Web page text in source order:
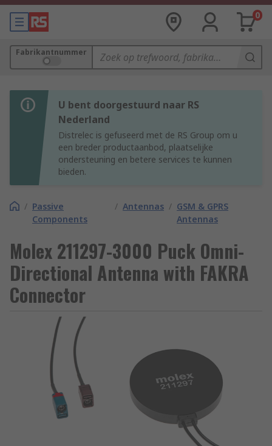
0
Fabrikantnummer
U bent doorgestuurd naar RS
Nederland
Distrelec is gefuseerd met de RS Group om u
een breder productaanbod, plaatselijke
ondersteuning en betere services te kunnen
bieden.
/ Passive
Components
/ Antennas / GSM & GPRS
Antennas
Molex 211297-3000 Puck Omni-
Directional Antenna with FAKRA
Connector